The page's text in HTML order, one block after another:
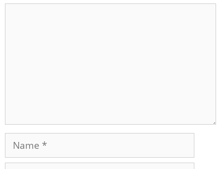
Name